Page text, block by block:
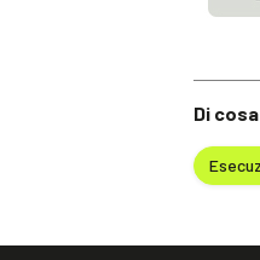
Di